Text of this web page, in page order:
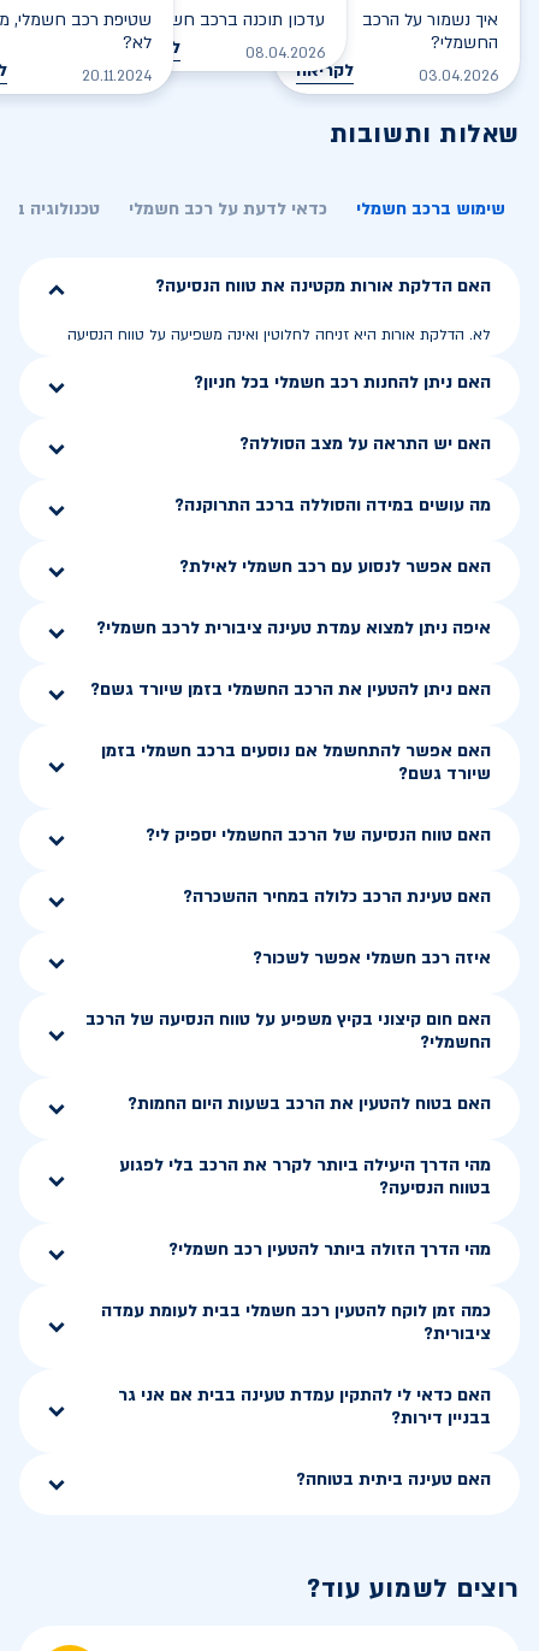
איך נשמור על הרכב
החשמלי?
03.04.2026 לקריאה
עדכון תוכנה ברכב חשמלי
08.04.2026 לקריאה
שטיפת רכב חשמלי,
לא?
20.11.2024
שאלות ותשובות
שימוש ברכב חשמלי כדאי לדעת על רכב חשמלי טכנולוגיה
האם הדלקת אורות מקטינה את טווח הנסיעה?
לא. הדלקת אורות היא זניחה לחלוטין ואינה משפיעה על טווח הנסיעה
האם ניתן להחנות רכב חשמלי בכל חניון?
האם יש התראה על מצב הסוללה?
מה עושים במידה והסוללה ברכב התרוקנה?
האם אפשר לנסוע עם רכב חשמלי לאילת?
איפה ניתן למצוא עמדת טעינה ציבורית לרכב חשמלי?
האם ניתן להטעין את הרכב החשמלי בזמן שיורד גשם?
האם אפשר להתחשמל אם נוסעים ברכב חשמלי בזמן
שיורד גשם?
האם טווח הנסיעה של הרכב החשמלי יספיק לי?
האם טעינת הרכב כלולה במחיר ההשכרה?
איזה רכב חשמלי אפשר לשכור?
האם חום קיצוני בקיץ משפיע על טווח הנסיעה של הרכב
החשמלי?
האם בטוח להטעין את הרכב בשעות היום החמות?
מהי הדרך היעילה ביותר לקרר את הרכב בלי לפגוע
בטווח הנסיעה?
מהי הדרך הזולה ביותר להטעין רכב חשמלי?
כמה זמן לוקח להטעין רכב חשמלי בבית לעומת עמדה
ציבורית?
האם כדאי לי להתקין עמדת טעינה בבית אם אני גר
בבניין דירות?
האם טעינה ביתית בטוחה?
רוצים לשמוע עוד?